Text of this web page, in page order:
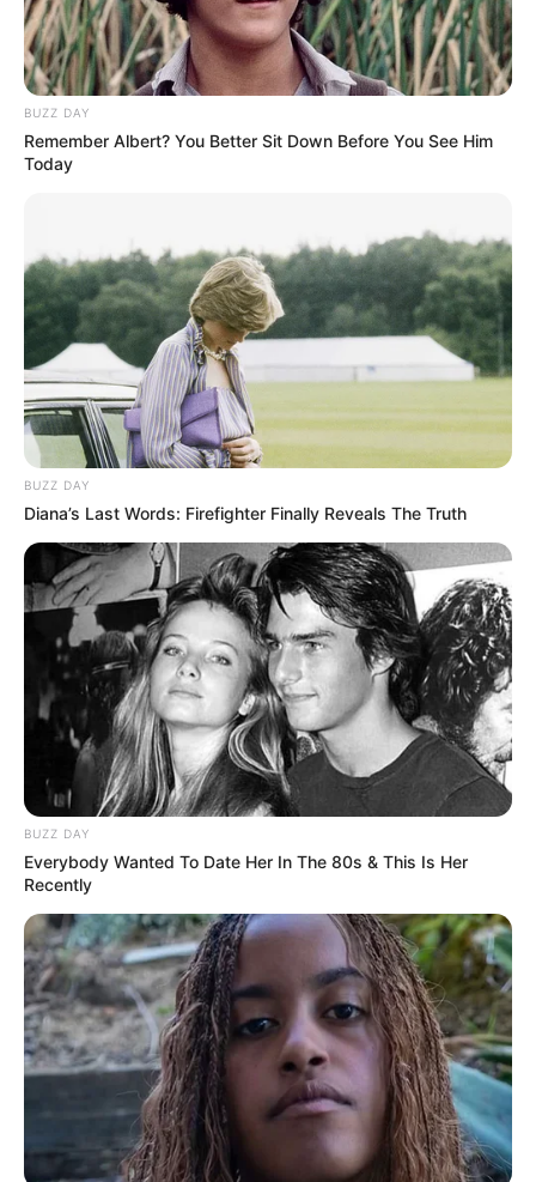
LIHAT ARTIKEL LAINNYA
Sinopsis A Quiet Place
Part 2, Ketika Teror
Kembali Berlanjut
Sinopsis Mulan, Film
Tentang Perjuangan
Kaisar Wanita dari Cina
Sinopsis Inside the Rain,
Pembuktian Pria di
Kepribadian
Sinopsis Never Rarely
Sometimes Always,
Melakukan Aborsi
Sinopsis The Roads Not
Taken, Anak yang
Bergelut dengan
Halusinasi Ayahnya
Sinopsis The Hunt, Aksi
Perburuan 12 Orang dan
Konspirasi Dibaliknya
BUZZ DAY
Remember Albert? You Better Sit Down Before You See Him
Today
BUZZ DAY
Diana’s Last Words: Firefighter Finally Reveals The Truth
BUZZ DAY
Everybody Wanted To Date Her In The 80s & This Is Her
Recently